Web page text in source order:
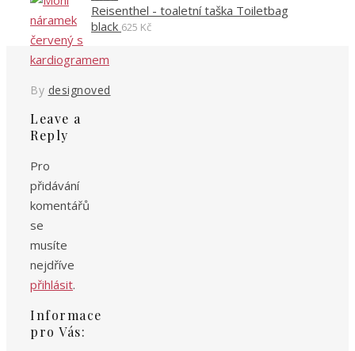
By designoved
Leave a
Reply
Pro
přidávání
komentářů
se
musíte
nejdříve
přihlásit.
Reisenthel - toaletní taška Toiletbag
black 625 Kč
Informace
pro Vás: